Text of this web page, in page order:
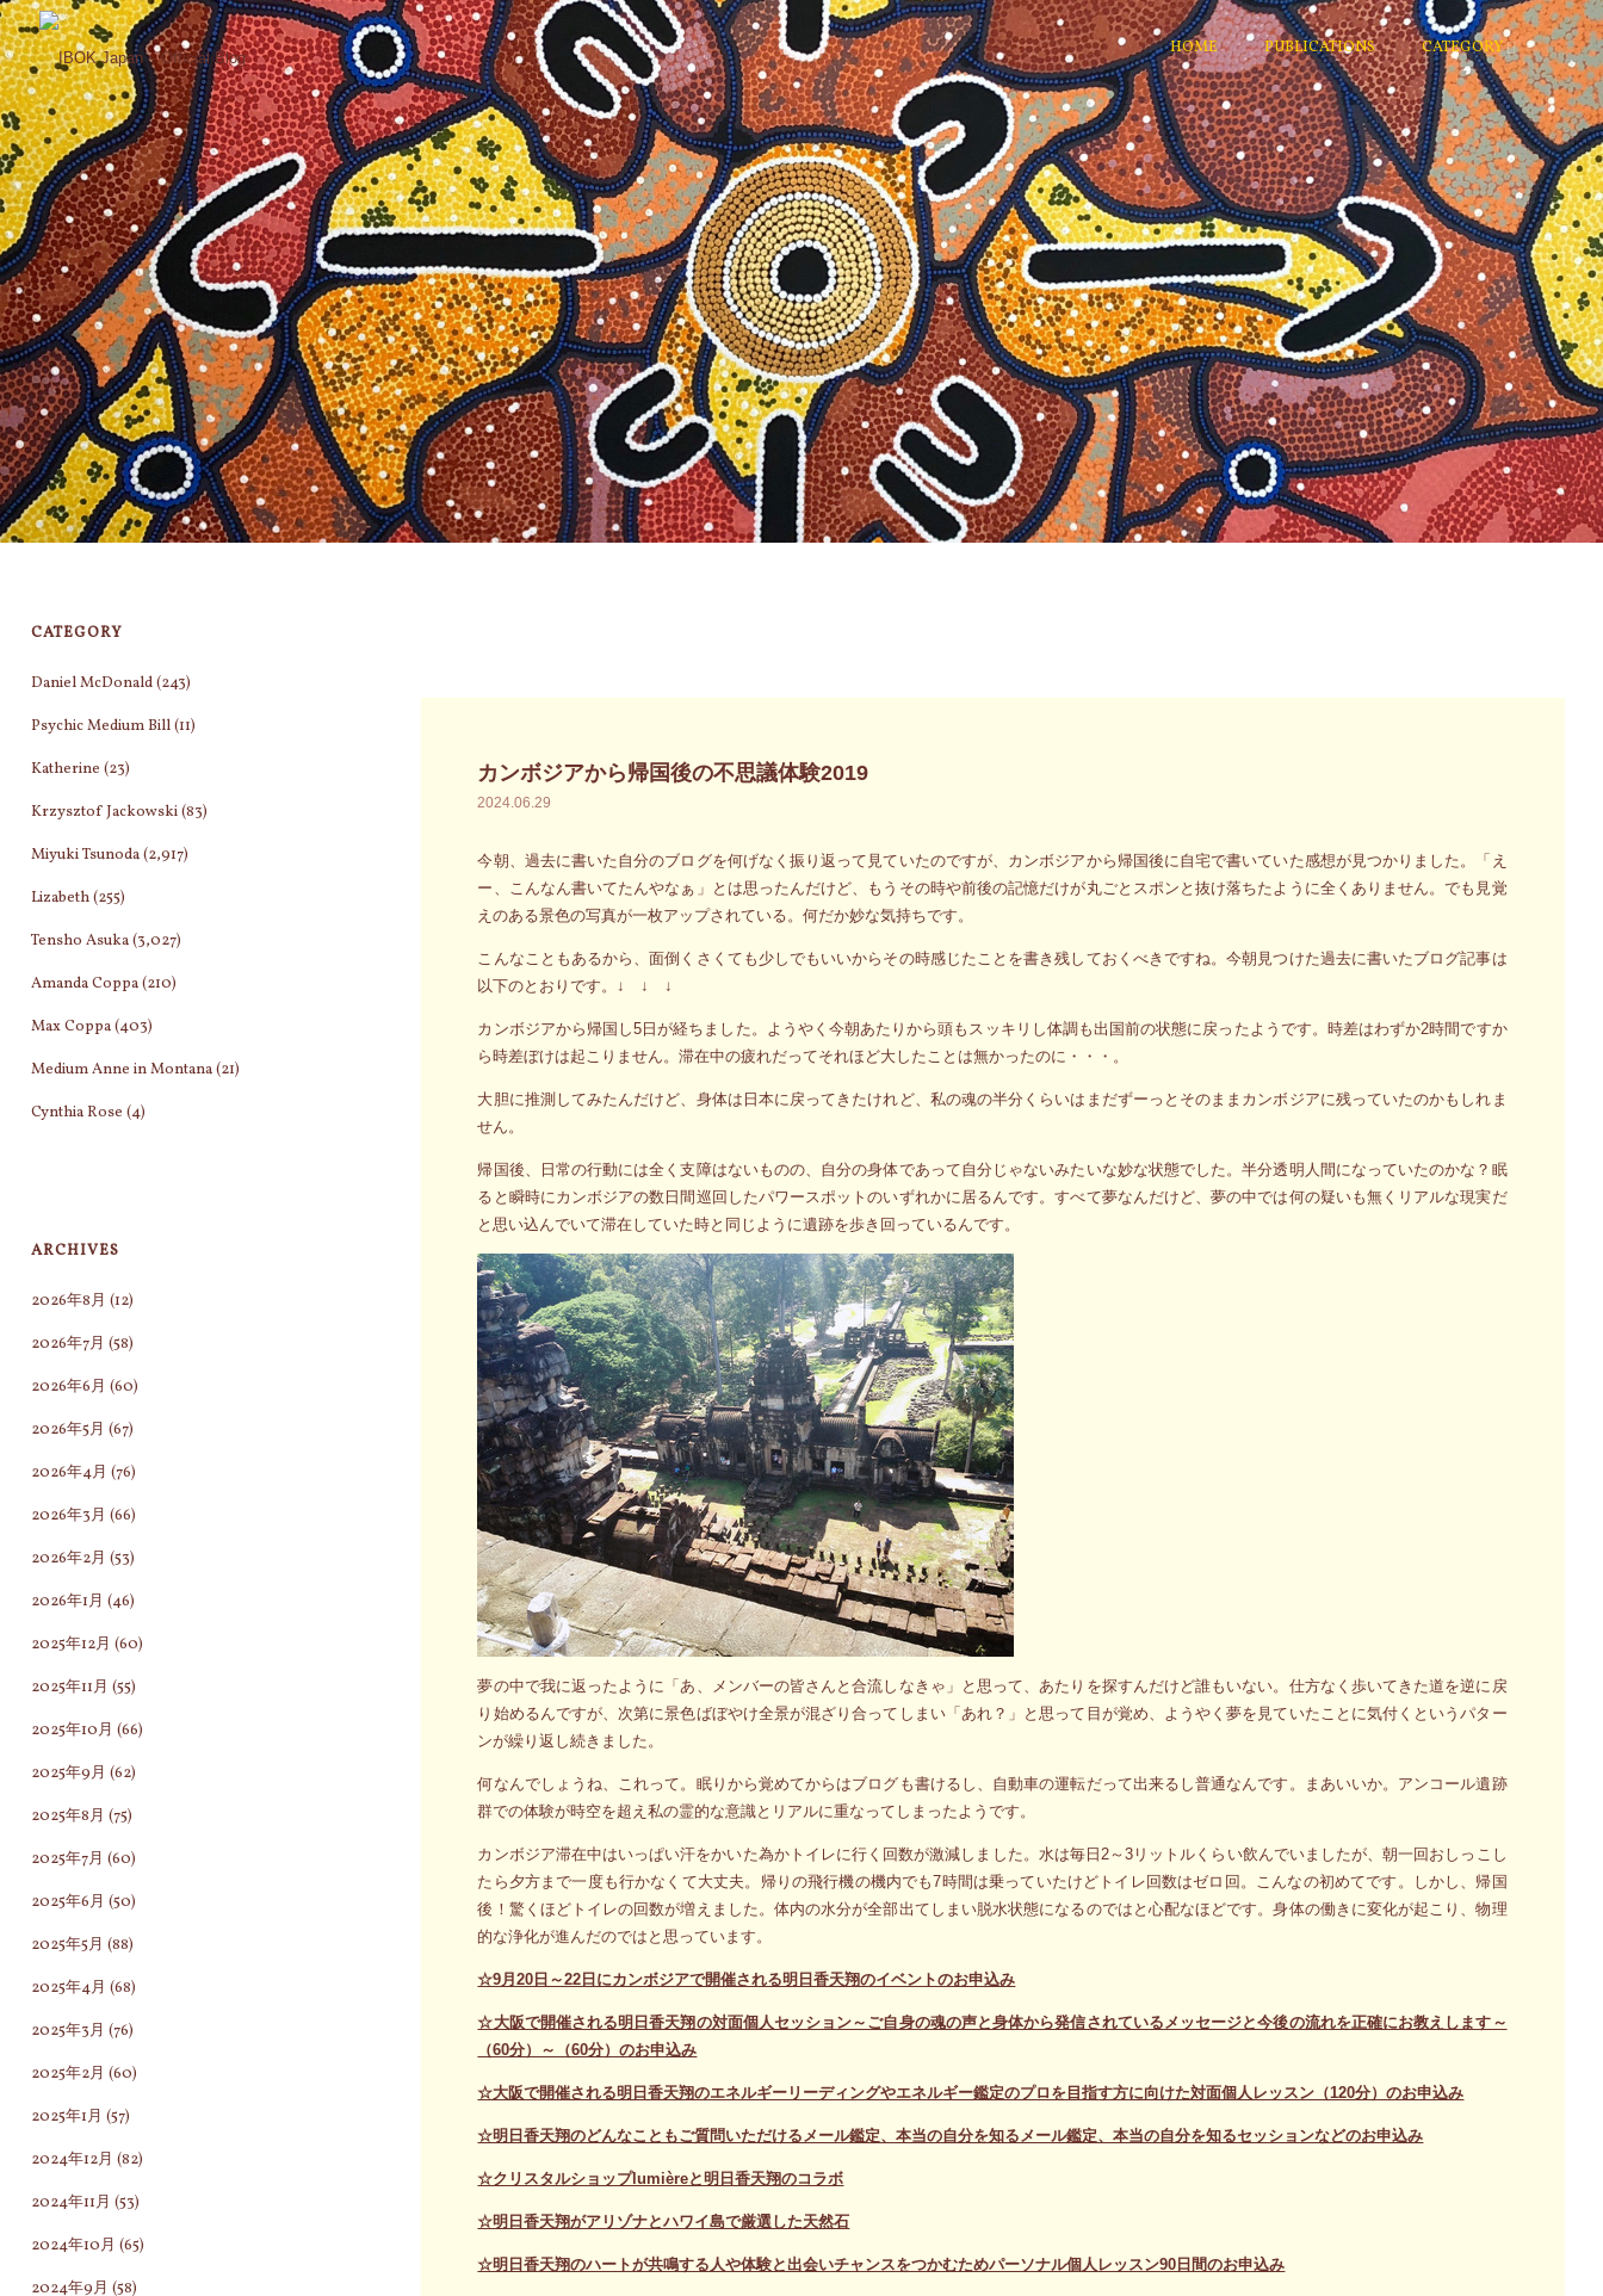
コ
ン
テ
ン
ツ
へ
ス
キ
ッ
プ
HOME PUBLICATIONS CATEGORY
カンボジアから帰国後の不思議体験2019
2024.06.29
今朝、過去に書いた自分のブログを何げなく振り返って見ていたのですが、カンボジアから帰国後に自宅で書いていた感想が見つかりました。「え
ー、こんなん書いてたんやなぁ」とは思ったんだけど、もうその時や前後の記憶だけが丸ごとスポンと抜け落ちたように全くありません。でも見覚
えのある景色の写真が一枚アップされている。何だか妙な気持ちです。
こんなこともあるから、面倒くさくても少しでもいいからその時感じたことを書き残しておくべきですね。今朝見つけた過去に書いたブログ記事は
以下のとおりです。↓ ↓ ↓
カンボジアから帰国し5日が経ちました。ようやく今朝あたりから頭もスッキリし体調も出国前の状態に戻ったようです。時差はわずか2時間ですか
ら時差ぼけは起こりません。滞在中の疲れだってそれほど大したことは無かったのに・・・。
大胆に推測してみたんだけど、身体は日本に戻ってきたけれど、私の魂の半分くらいはまだずーっとそのままカンボジアに残っていたのかもしれま
せん。
帰国後、日常の行動には全く支障はないものの、自分の身体であって自分じゃないみたいな妙な状態でした。半分透明人間になっていたのかな？眠
ると瞬時にカンボジアの数日間巡回したパワースポットのいずれかに居るんです。すべて夢なんだけど、夢の中では何の疑いも無くリアルな現実だ
と思い込んでいて滞在していた時と同じように遺跡を歩き回っているんです。
夢の中で我に返ったように「あ、メンバーの皆さんと合流しなきゃ」と思って、あたりを探すんだけど誰もいない。仕方なく歩いてきた道を逆に戻
り始めるんですが、次第に景色ばぼやけ全景が混ざり合ってしまい「あれ？」と思って目が覚め、ようやく夢を見ていたことに気付くというパター
ンが繰り返し続きました。
何なんでしょうね、これって。眠りから覚めてからはブログも書けるし、自動車の運転だって出来るし普通なんです。まあいいか。アンコール遺跡
群での体験が時空を超え私の霊的な意識とリアルに重なってしまったようです。
カンボジア滞在中はいっぱい汗をかいた為かトイレに行く回数が激減しました。水は毎日2～3リットルくらい飲んでいましたが、朝一回おしっこし
たら夕方まで一度も行かなくて大丈夫。帰りの飛行機の機内でも7時間は乗っていたけどトイレ回数はゼロ回。こんなの初めてです。しかし、帰国
後！驚くほどトイレの回数が増えました。体内の水分が全部出てしまい脱水状態になるのではと心配なほどです。身体の働きに変化が起こり、物理
的な浄化が進んだのではと思っています。
☆9月20日～22日にカンボジアで開催される明日香天翔のイベントのお申込み
☆大阪で開催される明日香天翔の対面個人セッション～ご自身の魂の声と身体から発信されているメッセージと今後の流れを正確にお教えします～
（60分）～（60分）のお申込み
☆大阪で開催される明日香天翔のエネルギーリーディングやエネルギー鑑定のプロを目指す方に向けた対面個人レッスン（120分）のお申込み
☆明日香天翔のどんなこともご質問いただけるメール鑑定、本当の自分を知るメール鑑定、本当の自分を知るセッションなどのお申込み
☆クリスタルショップlumièreと明日香天翔のコラボ
☆明日香天翔がアリゾナとハワイ島で厳選した天然石
☆明日香天翔のハートが共鳴する人や体験と出会いチャンスをつかむためパーソナル個人レッスン90日間のお申込み
CATEGORY
Daniel McDonald(243)
Psychic Medium Bill(11)
Katherine (23)
Krzysztof Jackowski(83)
Miyuki Tsunoda(2,917)
Lizabeth(255)
Tensho Asuka(3,027)
Amanda Coppa(210)
Max Coppa(403)
Medium Anne in Montana(21)
Cynthia Rose (4)
ARCHIVES
2026年8月 (12)
2026年7月 (58)
2026年6月 (60)
2026年5月 (67)
2026年4月 (76)
2026年3月 (66)
2026年2月 (53)
2026年1月 (46)
2025年12月 (60)
2025年11月 (55)
2025年10月 (66)
2025年9月 (62)
2025年8月 (75)
2025年7月 (60)
2025年6月 (50)
2025年5月 (88)
2025年4月 (68)
2025年3月 (76)
2025年2月 (60)
2025年1月 (57)
2024年12月 (82)
2024年11月 (53)
2024年10月 (65)
2024年9月 (58)